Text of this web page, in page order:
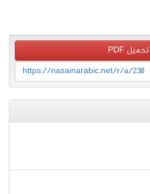
تحميل PDF
https://nasainarabic.net/r/a/238